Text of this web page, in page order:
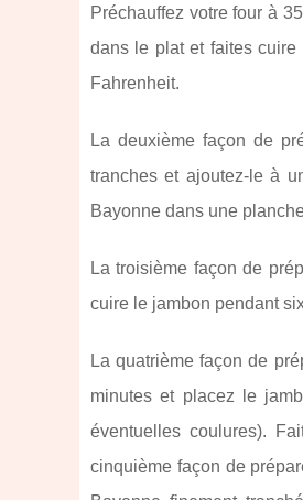
Préchauffez votre four à
dans le plat et faites
Fahrenheit.
La deuxième façon de
tranches et ajoutez-le à
Bayonne dans une
La troisième façon de
cuire le jambon pendant
La quatrième façon de
minutes et placez le
éventuelles coulures).
cinquième façon de